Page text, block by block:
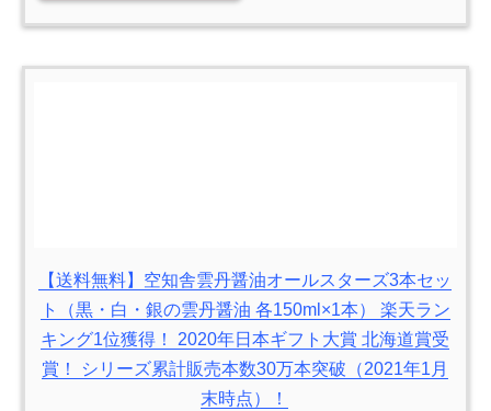
【送料無料】空知舎雲丹醤油オールスターズ3本セッ
ト（黒・白・銀の雲丹醤油 各150ml×1本） 楽天ラン
キング1位獲得！ 2020年日本ギフト大賞 北海道賞受
賞！ シリーズ累計販売本数30万本突破（2021年1月
末時点）！